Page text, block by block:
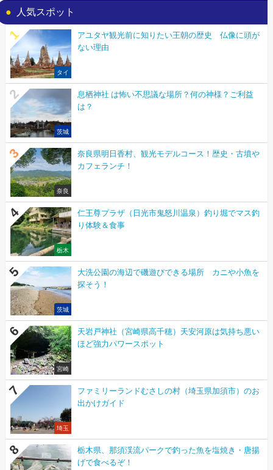
人気スポット
タイ
アユタヤ観光前に知りたい王朝の歴史 仏像に頭が
ない理由
茨城
息栖神社 は怖い不思議な場所？何の神様？ご利益
は？
奈良
奈良県明日香村、観光モデルコース！歴史・古墳や
カフェランチ！
栃木
仁王尊プラザ（日光市鬼怒川温泉）釣り堀でマス釣
り体験＆食事
茨城
大洗公園の海辺で磯遊びできる場所 カニや小魚を
探そう！
宮崎
天岩戸神社（宮崎県高千穂）天安河原は気持ち悪い
ほど強力パワースポット
埼玉
ファミリーランドむさしの村（埼玉県加須市）のお
出かけガイド
栃木県、那須渓流パークで釣った魚を塩焼き・唐揚
げで食べるぞ！